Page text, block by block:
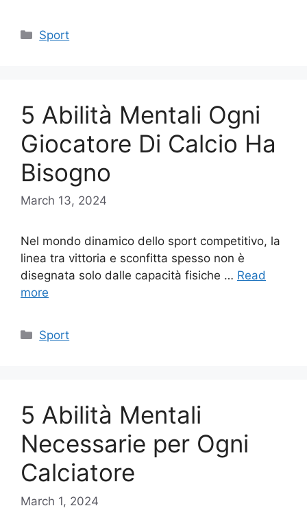
Categories
Sport
5 Abilità Mentali Ogni
Giocatore Di Calcio Ha
Bisogno
March 13, 2024
Nel mondo dinamico dello sport competitivo, la
linea tra vittoria e sconfitta spesso non è
disegnata solo dalle capacità fisiche … Read
more
Categories
Sport
5 Abilità Mentali
Necessarie per Ogni
Calciatore
March 1, 2024